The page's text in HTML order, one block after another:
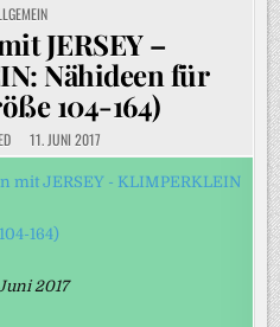
JERSEY –
Nähideen für
104-164)
11. JUNI 2017
164)
2017